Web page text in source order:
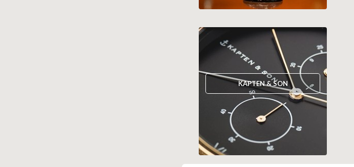
KAPTEN & SON